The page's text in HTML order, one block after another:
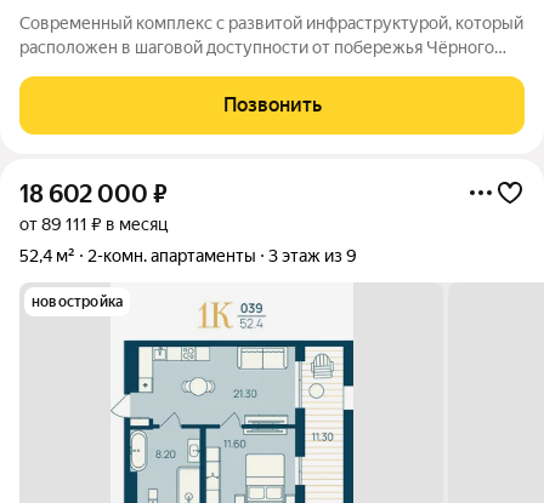
Современный комплекс с развитой инфраструктурой, который
расположен в шаговой доступности от побережья Чёрного
концепцией. Инфраструктура комплекса включает: -
Всесезонный подогреваемый бассейн с
Позвонить
18 602 000 ₽
от 89 111 ₽ в месяц
52,4 м²
2-комн. апартаменты 3 этаж из 9
новостройка